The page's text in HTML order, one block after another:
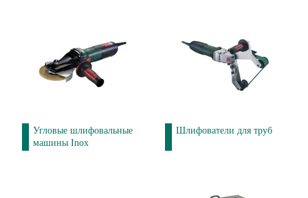
Угловые шлифовальные
машины Inox
Шлифователи для труб